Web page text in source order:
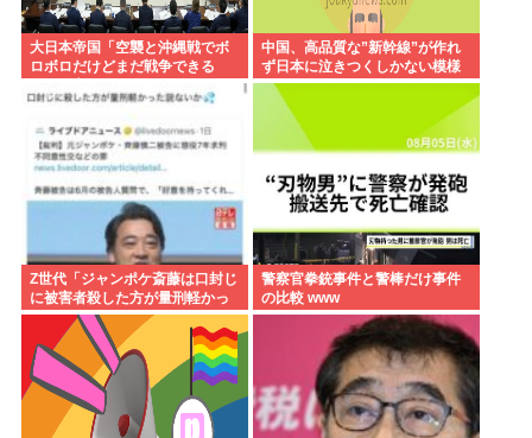
大日本帝国「空襲と沖縄戦でボ
ロボロだけどまだ戦争できる
中国、高品質な”新幹線”が作れ
ず日本に泣きつくしかない模様
www
Z世代「ジャンポケ斎藤は口封じ
に被害者殺した方が量刑軽かっ
ただろ 」←1万いいね❤️
警察官拳銃事件と警棒だけ事件
の比較 www